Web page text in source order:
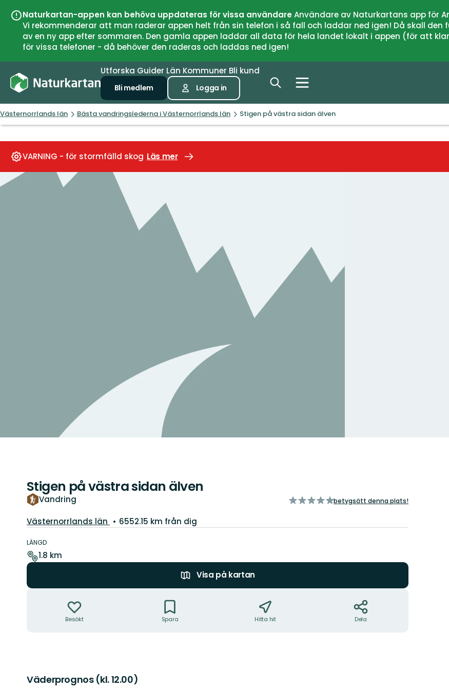
Naturkartan-appen kan behöva uppdateras för vissa användareAnvändare av Naturkartans app för
Vi rekommenderar att man raderar appen helt från sin telefon i så fall och laddar ned igen! Då skall
av en ny app efter sommaren. Den gamla appen laddar all data för hela landet lokalt i appen (för att
för vissa telefoner - då behöver den raderas och laddas ned igen!
Utforska Guider Län Kommuner Bli kund
Bli medlem Logga in
Västernorrlands län Bästa vandringslederna i Västernorrlands län Stigen på västra sidan älven
VARNING - för stormfälld skog Läs mer
Stigen på västra sidan älven
Vandring
av
betygsätt denna plats!
Län:
Västernorrlands län 6552.15 km från dig
om
leden
LÄNGD
1.8 km
Visa på kartan
Besökt Spara Hitta hit Dela
Väderprognos (kl. 12.00)